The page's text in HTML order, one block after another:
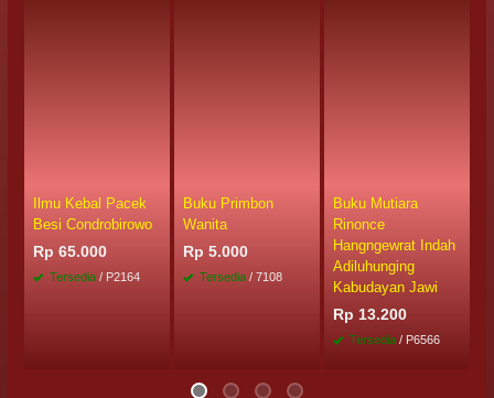
Ilmu Kebal Pacek
Besi Condrobirowo
Rp 65.000
Tersedia / P2164
Buku Primbon
Wanita
Rp 5.000
Tersedia / 7108
Buku Mutiara
Rinonce
Hangngewrat Indah
Adiluhunging
Kabudayan Jawi
Rp 13.200
Tersedia / P6566